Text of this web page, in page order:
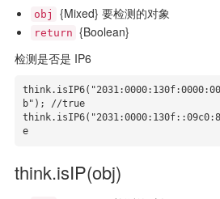
obj {Mixed} 要检测的对象
return {Boolean}
检测是否是 IP6
b"); //true
e
think.isIP(obj)